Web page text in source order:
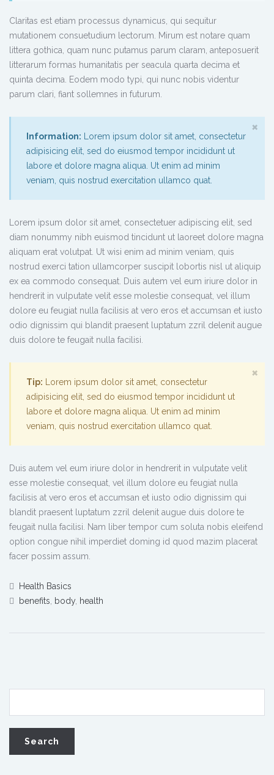
Claritas est etiam processus dynamicus, qui sequitur
mutationem consuetudium lectorum. Mirum est notare quam
littera gothica, quam nunc putamus parum claram, anteposuerit
litterarum formas humanitatis per seacula quarta decima et
quinta decima. Eodem modo typi, qui nunc nobis videntur
parum clari, fiant sollemnes in futurum.
Information: Lorem ipsum dolor sit amet, consectetur
adipisicing elit, sed do eiusmod tempor incididunt ut
labore et dolore magna aliqua. Ut enim ad minim
veniam, quis nostrud exercitation ullamco quat.
×
Lorem ipsum dolor sit amet, consectetuer adipiscing elit, sed
diam nonummy nibh euismod tincidunt ut laoreet dolore magna
aliquam erat volutpat. Ut wisi enim ad minim veniam, quis
nostrud exerci tation ullamcorper suscipit lobortis nisl ut aliquip
ex ea commodo consequat. Duis autem vel eum iriure dolor in
hendrerit in vulputate velit esse molestie consequat, vel illum
dolore eu feugiat nulla facilisis at vero eros et accumsan et iusto
odio dignissim qui blandit praesent luptatum zzril delenit augue
duis dolore te feugait nulla facilisi.
Tip: Lorem ipsum dolor sit amet, consectetur
adipisicing elit, sed do eiusmod tempor incididunt ut
labore et dolore magna aliqua. Ut enim ad minim
veniam, quis nostrud exercitation ullamco quat.
×
Duis autem vel eum iriure dolor in hendrerit in vulputate velit
esse molestie consequat, vel illum dolore eu feugiat nulla
facilisis at vero eros et accumsan et iusto odio dignissim qui
blandit praesent luptatum zzril delenit augue duis dolore te
feugait nulla facilisi. Nam liber tempor cum soluta nobis eleifend
option congue nihil imperdiet doming id quod mazim placerat
facer possim assum.
Health Basics
benefits
body, health